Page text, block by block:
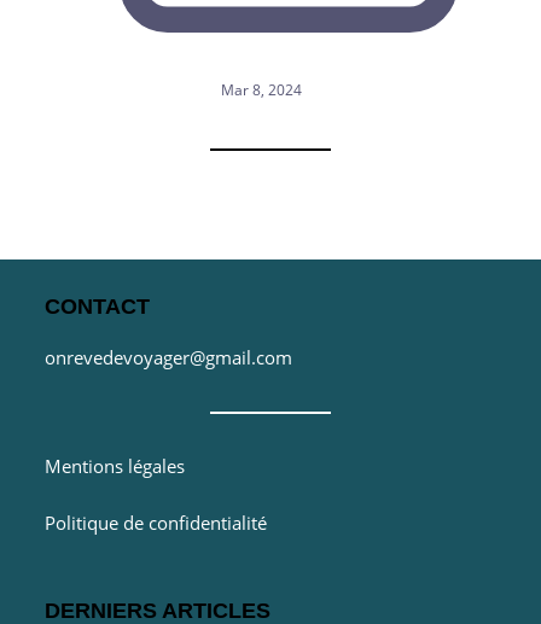
Mar 8, 2024
CONTACT
onrevedevoyager@gmail.com
Mentions légales
Politique de confidentialité
DERNIERS ARTICLES